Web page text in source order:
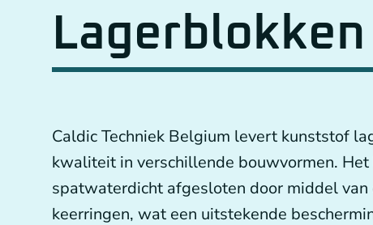
Tandriemoverbrengingen
Planetaire reductiekasten van Neugart
Koppelingen
Oplossingen
Organisatie
Lagerblokken
Caldic Techniek Belgium levert kunststof
kwaliteit in verschillende bouwvormen.
spatwaterdicht afgesloten door middel van
keerringen, wat een uitstekende